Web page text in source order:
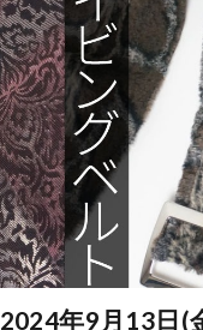
2024年9月13日(